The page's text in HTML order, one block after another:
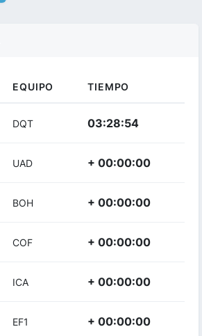
EQUIPO TIEMPO
DQT 03:28:54
UAD + 00:00:00
BOH + 00:00:00
COF + 00:00:00
ICA + 00:00:00
EF1 + 00:00:00